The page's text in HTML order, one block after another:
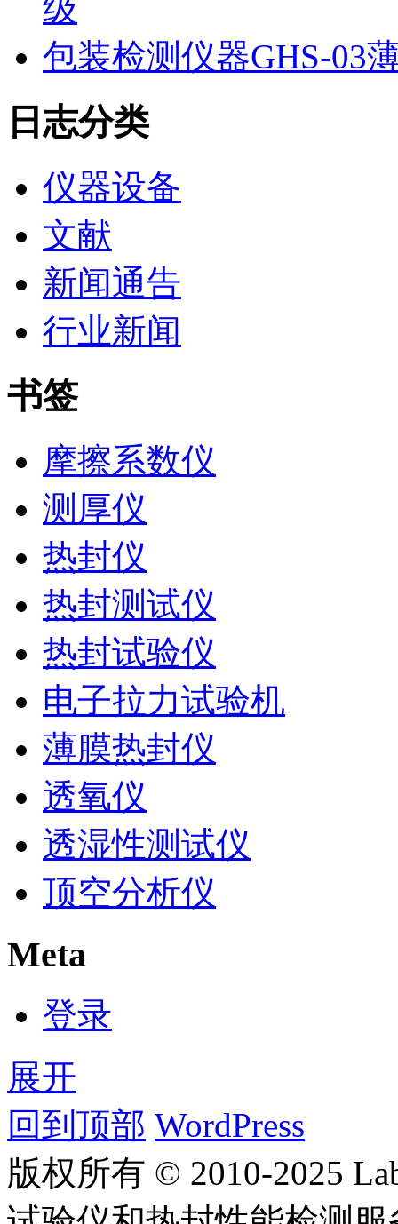
级
包装检测仪器GHS-03
日志分类
仪器设备
文献
新闻通告
行业新闻
书签
摩擦系数仪
测厚仪
热封仪
热封测试仪
热封试验仪
电子拉力试验机
薄膜热封仪
透氧仪
透湿性测试仪
顶空分析仪
Meta
登录
展开
回到顶部 WordPress
版权所有 © 2010-2025